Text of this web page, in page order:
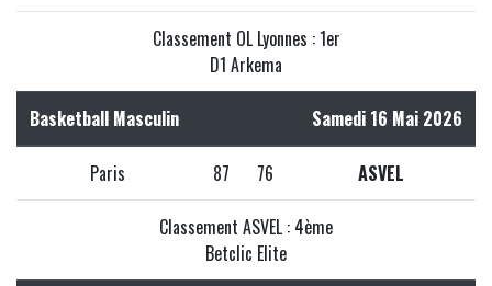
Classement OL Lyonnes : 1er
D1 Arkema
Basketball Masculin Samedi 16 Mai 2026
Paris 87 76 ASVEL
Classement ASVEL : 4ème
Betclic Elite